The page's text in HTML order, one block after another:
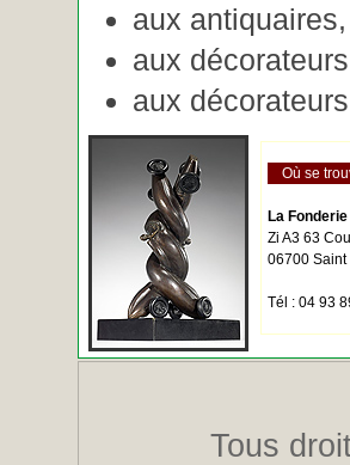
aux antiquaires,
aux
aux
Où se
La Fonderie
Zi A3 63
06700 Saint
Tél : 04 93
Tous